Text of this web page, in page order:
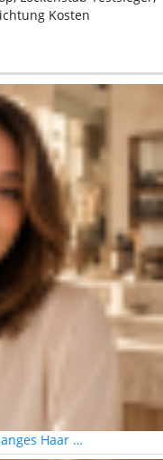
Kosten
Haar …